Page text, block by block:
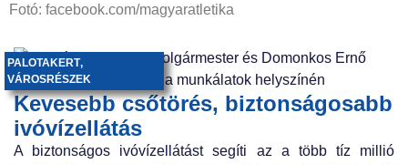
Fotó: facebook.com/magyaratletika
Kevesebb csőtörés, biztonságosabb
ivóvízellátás
PALOTAKERT,
VÁROSRÉSZEK
A biztonságos ivóvízellátást segíti az a több tíz millió